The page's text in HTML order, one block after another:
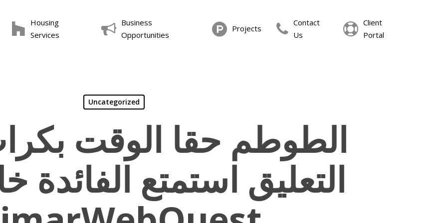
Housing
Services
Business
Opportunities
Projects
Contact
Us
Client
Portal
Uncategorized
الطوطم حقا الوقت
التعليق استمتع الفائدة